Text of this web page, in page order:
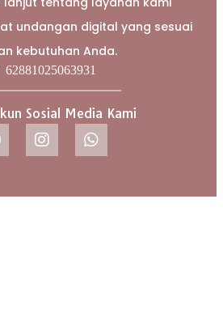
undangan digital yang sesuai
kebutuhan Anda.
62881025063931
Sosial Media Kami